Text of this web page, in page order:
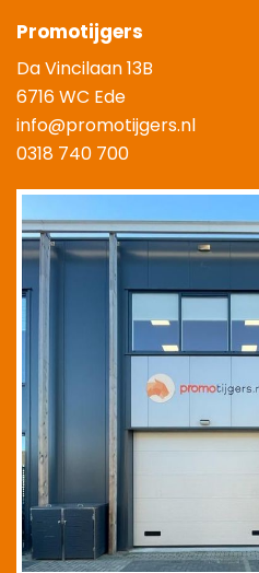
Promotijgers
Da Vincilaan 13B
6716 WC Ede
info@promotijgers.nl
0318 740 700